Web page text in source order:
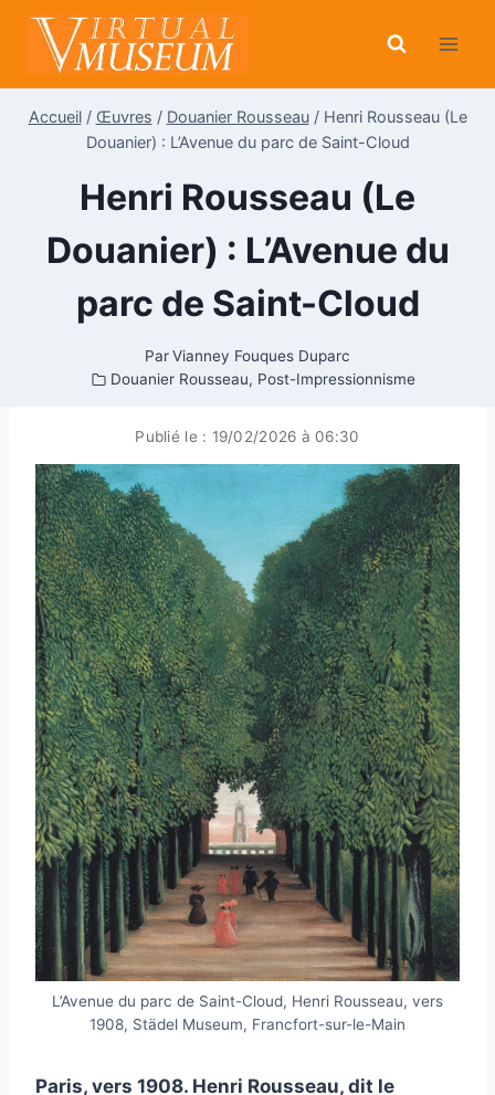
Aller
contenu
Accueil / Œuvres / Douanier Rousseau / Henri Rousseau (Le
Douanier) : L’Avenue du parc de Saint-Cloud
Henri Rousseau (Le
Douanier) : L’Avenue du
parc de Saint-Cloud
ParVianney Fouques Duparc
Douanier Rousseau, Post-Impressionnisme
Publié le : 19/02/2026 à 06:30
L’Avenue du parc de Saint-Cloud, Henri Rousseau, vers
1908, Städel Museum, Francfort-sur-le-Main
Paris, vers 1908. Henri Rousseau, dit le